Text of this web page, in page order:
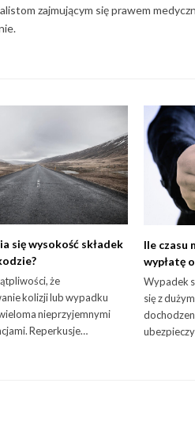
zajmującym się prawem
się wysokość składek
że
kolizji lub wypadku
nieprzyjemnymi
Reperkusje…
Ile czasu
wypłatę
Wypadek
się z